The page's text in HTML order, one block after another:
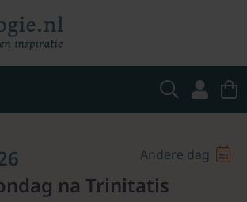
Andere dag
na Trinitatis